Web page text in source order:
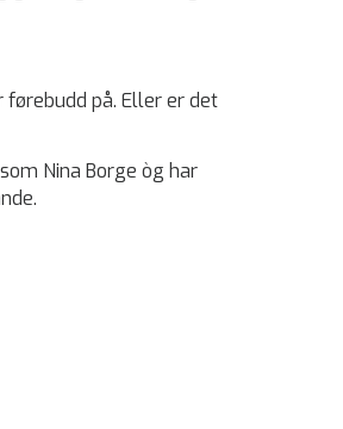
førebudd på. Eller er det
Nina Borge òg har